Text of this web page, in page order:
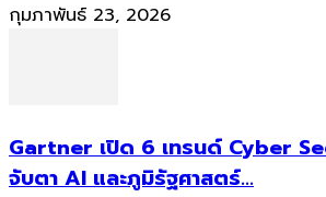
กุมภาพันธ์ 23, 2026
Gartner เปิด 6 เทรนด์ Cyber
จับตา AI และภูมิรัฐศาสตร์...